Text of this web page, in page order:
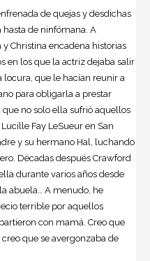
de quejas y desdichas
de ninfómana. A
Christina encadena historias
en los que la actriz dejaba salir
locura, que le hacían reunir a
para obligarla a prestar
no solo ella sufrió aquellos
Fay LeSueur en San
y su hermano Hal, luchando
Décadas después Crawford
durante varios años desde
abuela… A menudo, he
terrible por aquellos
con mamá. Creo que
que se avergonzaba de